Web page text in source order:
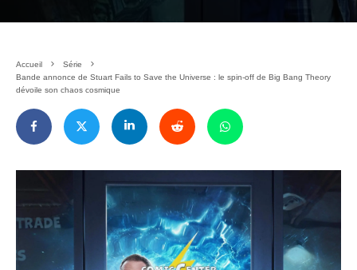
Accueil
Série
Bande annonce de Stuart Fails to Save the Universe : le spin-off de Big Bang Theory
dévoile son chaos cosmique